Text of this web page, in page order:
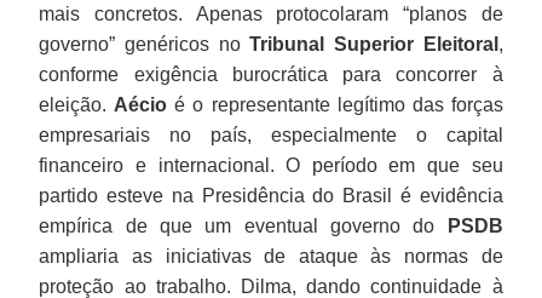
mais concretos. Apenas protocolaram “planos de
governo” genéricos noTribunal Superior Eleitoral ,
conforme exigência burocrática para concorrer à
eleição. Aécio é o representante legítimo das forças
empresariais no país, especialmente o capital
financeiro e internacional. O período em que seu
partido esteve na Presidência do Brasil é evidência
empírica de que um eventual governo do
PSDB
ampliaria as iniciativas de ataque às normas de
proteção ao trabalho. Dilma, dando continuidade à